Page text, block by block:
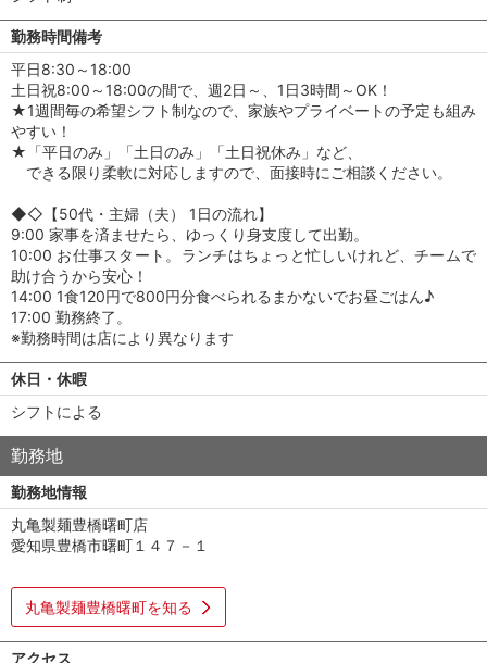
勤務時間備考
平日8:30～18:00
土日祝8:00～18:00の間で、週2日～、1日3時間～OK！
★1週間毎の希望シフト制なので、家族やプライベートの予定も組み
やすい！
★「平日のみ」「土日のみ」「土日祝休み」など、
できる限り柔軟に対応しますので、面接時にご相談ください。
◆◇【50代・主婦（夫） 1日の流れ】
9:00 家事を済ませたら、ゆっくり身支度して出勤。
10:00 お仕事スタート。ランチはちょっと忙しいけれど、チームで
助け合うから安心！
14:00 1食120円で800円分食べられるまかないでお昼ごはん♪
17:00 勤務終了。
※勤務時間は店により異なります
休日・休暇
シフトによる
勤務地
勤務地情報
丸亀製麺豊橋曙町店
愛知県豊橋市曙町１４７－１
丸亀製麺豊橋曙町を知る
アクセス